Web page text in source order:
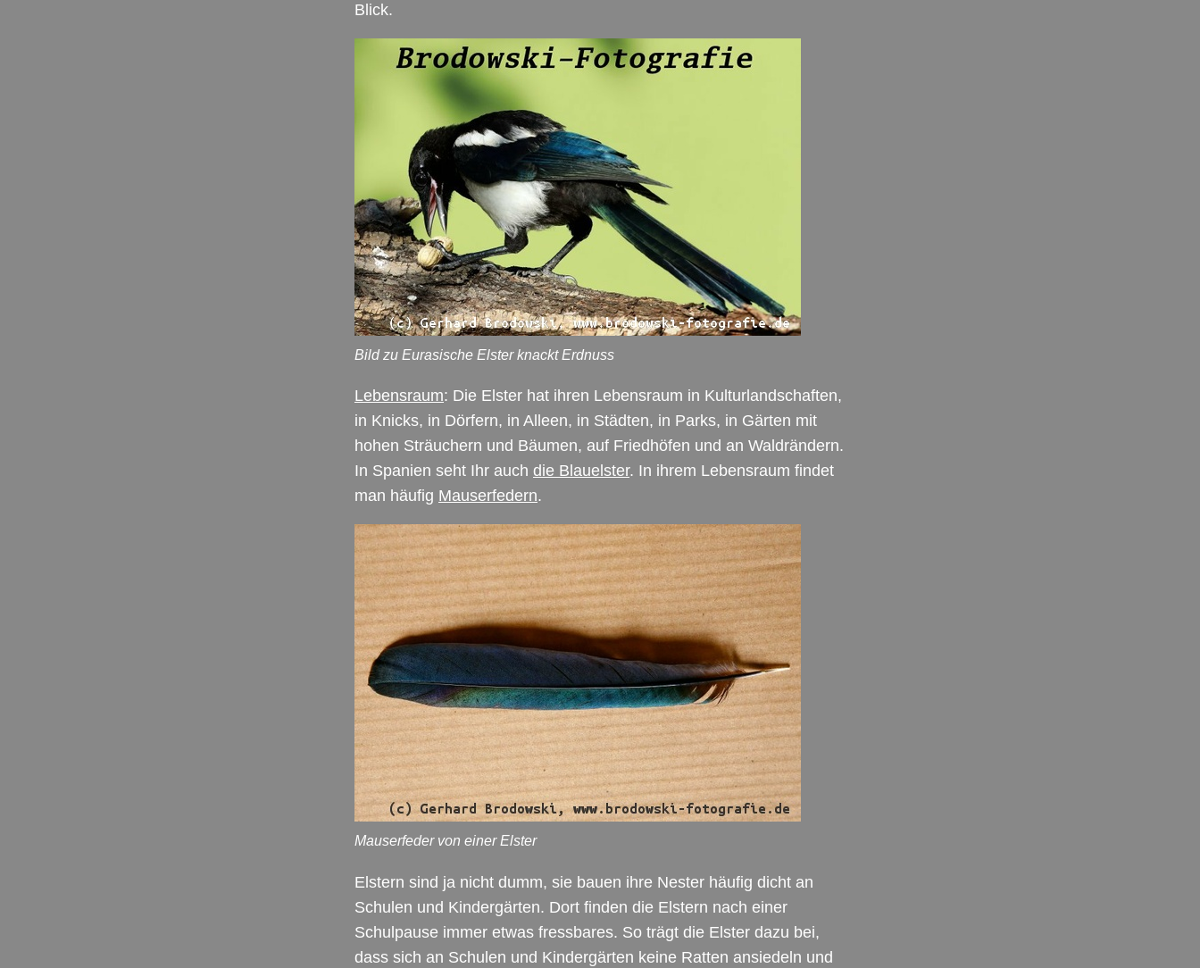
Blick.
Bild zu Eurasische Elster knackt Erdnuss
Lebensraum: Die Elster hat ihren Lebensraum in Kulturlandschaften,
in Knicks, in Dörfern, in Alleen, in Städten, in Parks, in Gärten mit
hohen Sträuchern und Bäumen, auf Friedhöfen und an Waldrändern.
In Spanien seht Ihr auch die Blauelster. In ihrem Lebensraum findet
man häufig Mauserfedern.
Mauserfeder von einer Elster
Elstern sind ja nicht dumm, sie bauen ihre Nester häufig dicht an
Schulen und Kindergärten. Dort finden die Elstern nach einer
Schulpause immer etwas fressbares. So trägt die Elster dazu bei,
dass sich an Schulen und Kindergärten keine Ratten ansiedeln und